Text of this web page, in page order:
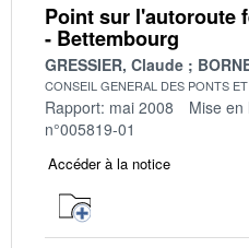
Point sur l'autoroute
- Bettembourg
GRESSIER, Claude
CONSEIL GENERAL DES PONTS
Rapport: mai 2008 Mise en
n°005819-01
Accéder à la notice